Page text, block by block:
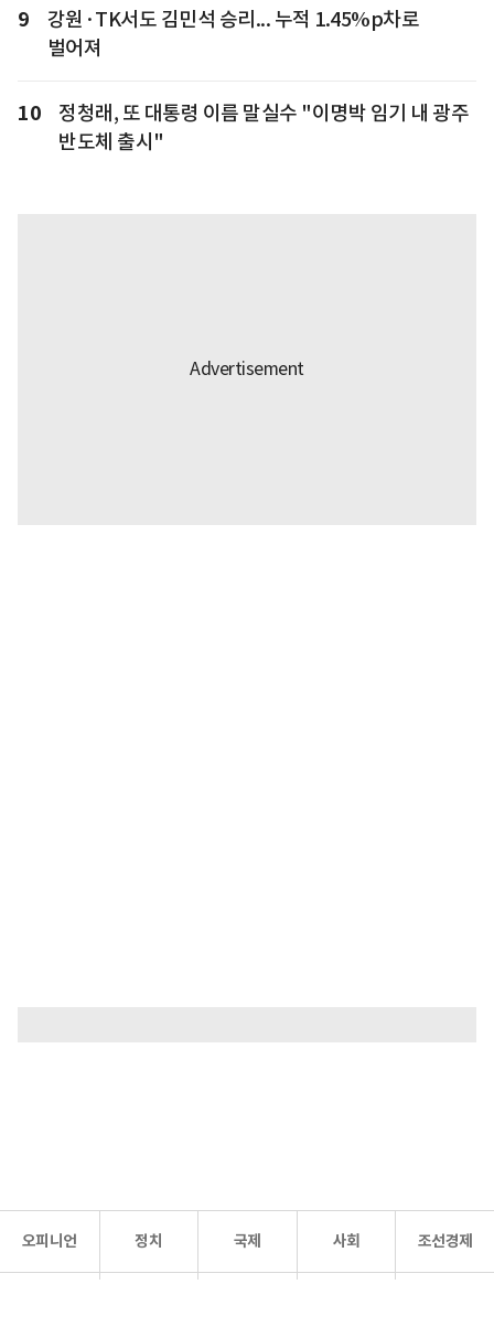
9
강원·TK서도 김민석 승리... 누적 1.45%p차로
벌어져
10
정청래, 또 대통령 이름 말실수 "이명박 임기 내 광주
반도체 출시"
오피니언 정치 국제 사회 조선경제